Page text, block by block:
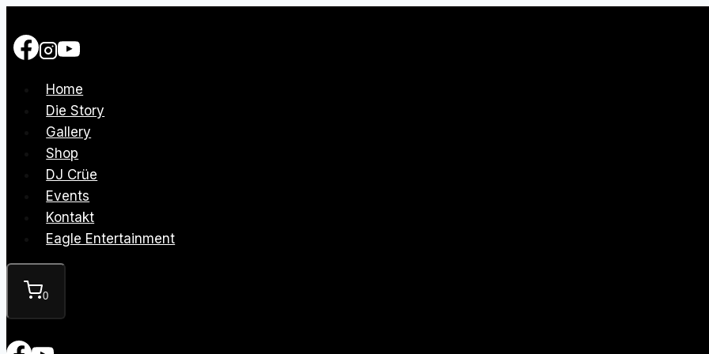
Inhalt
springen
Home
Die Story
Gallery
Shop
DJ Crüe
Events
Kontakt
Eagle Entertainment
0